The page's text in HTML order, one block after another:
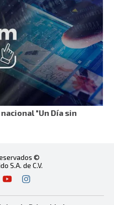
"Un Día sin
©
S.A. de C.V.